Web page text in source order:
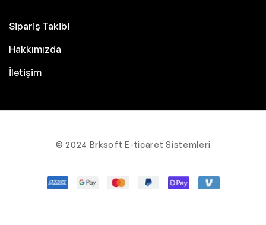
Sipariş Takibi
Hakkımızda
İletişim
© 2024 Brksoft E-ticaret Sistemleri